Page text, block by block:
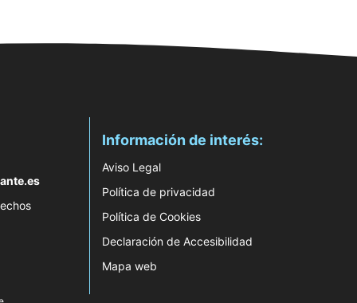
Información de interés:
Aviso Legal
Política de privacidad
Política de Cookies
Declaración de Accesibilidad
Mapa web